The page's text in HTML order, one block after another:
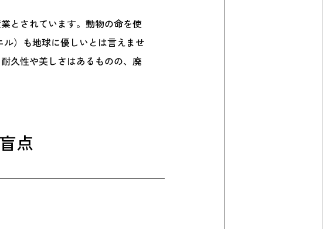
とされています。動物の命を使
）も地球に優しいとは言えませ
久性や美しさはあるものの、廃
点